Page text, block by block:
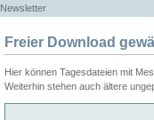
Newsletter
Freier Download
Hier können Tagesdateien mit
Weiterhin stehen auch ältere